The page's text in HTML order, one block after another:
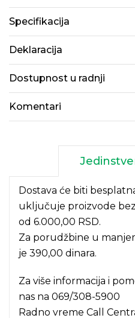
Specifikacija
Deklaracija
Dostupnost u radnji
Komentari
Dostava će biti
uključuje proizvode
od 6.000,00 RSD.
Za porudžbine u
je 390,00 dinara.
Za više informacija i
nas na 069/308-5900
Radno vreme Call